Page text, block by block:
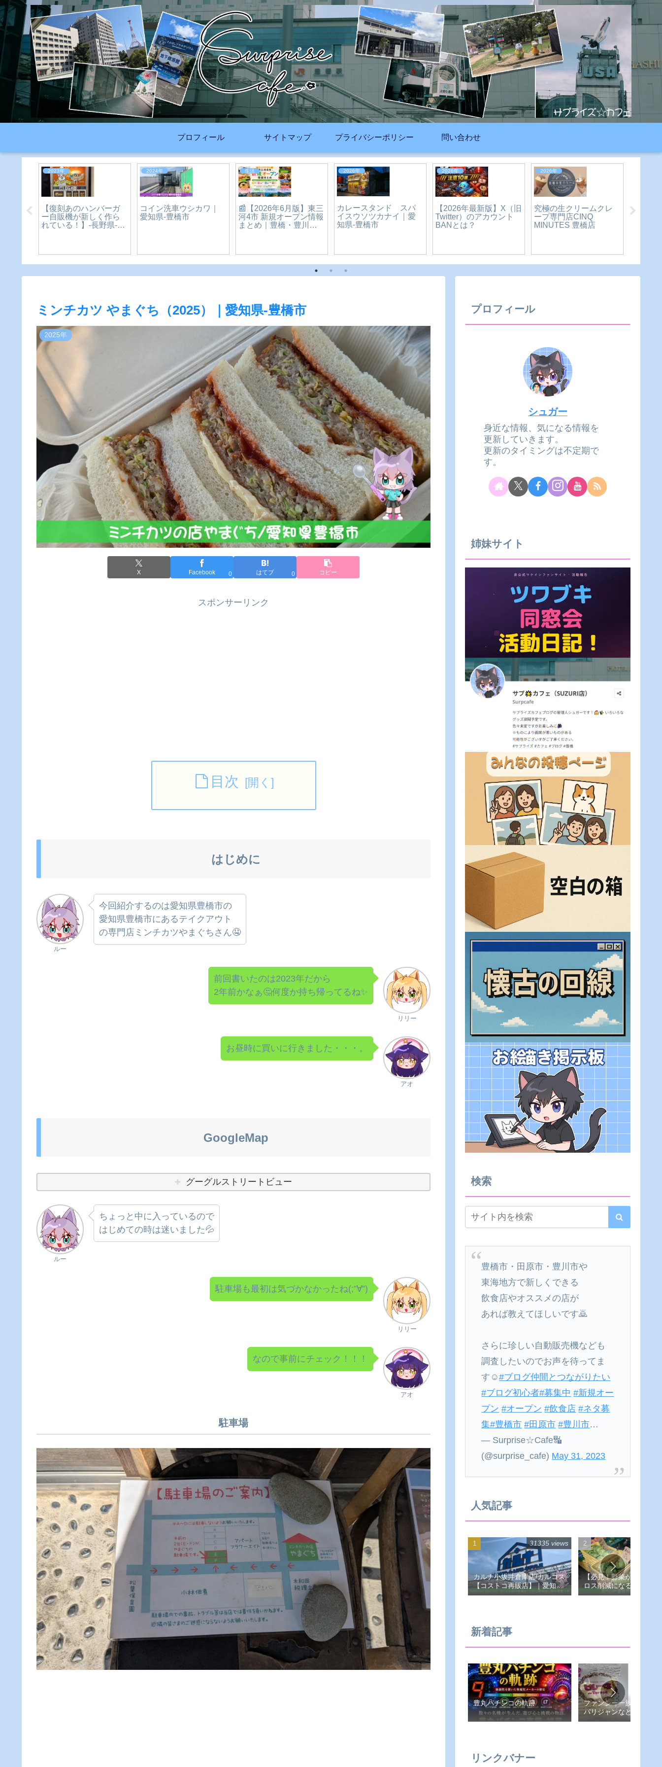
プロフィール サイトマップ プライバシーポリシー 問い合わせ
2026年
ファンシー一族（ピレ
ーネ・パリジャンな
ど）
2026年
千味 麻辣湯(マーラータ
ン)｜愛知県-豊橋市
2026年
豊橋祇園祭2026｜約
12,000発の打上花火
2025年
ダンボール＆新聞＆雑
2023年
夏目商店【鰻夏(まん
2023年
夏だ！川だ！新城だ！
ミンチカツ やまぐち（2025）｜愛知県-豊橋市
2025年
X Facebook 0 はてブ 0 コピー
スポンサーリンク
目次
はじめに
ルー
今回紹介するのは愛知県豊橋市の
愛知県豊橋市にあるテイクアウト
の専門店ミンチカツやまぐちさん🤤
リリー
前回書いたのは2023年だから
2年前かなぁ🤔何度か持ち帰ってるね✨
アオ
お昼時に買いに行きました・・・。
GoogleMap
グーグルストリートビュー
ルー
ちょっと中に入っているので
はじめての時は迷いました💦
リリー
駐車場も最初は気づかなかったね(;”∀”)
アオ
なので事前にチェック！！！
駐車場
プロフィール
シュガー
身近な情報、気になる情報を
更新していきます。
更新のタイミングは不定期で
す。
姉妹サイト
検索
豊橋市・田原市・豊川市や
東海地方で新しくできる
飲食店やオススメの店が
あれば教えてほしいです🙇
さらに珍しい自動販売機なども
調査したいのでお声を待ってま
す☺#ブログ仲間とつながりたい
#ブログ初心者#募集中 #新規オー
プン #オープン #飲食店 #ネタ募
集#豊橋市 #田原市 #豊川市…
— Surprise☆Cafe🔣
(@surprise_cafe) May 31, 2023
人気記事
カルナ小坂井倉庫店/カルコス
【コストコ再販店】｜愛知県-
豊川市
31335 views
【必見！野菜が安い！フ
ロス削減になる！あらい
売所】愛知県-豊橋市
新着記事
豊丸パチンコの軌跡
ファンシー一族（ピレー
パリジャンなど）
リンクバナー